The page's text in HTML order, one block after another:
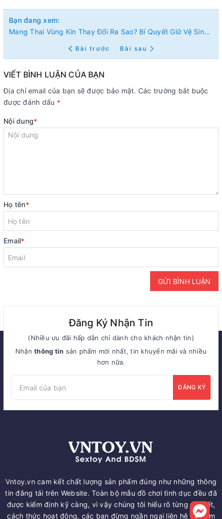
Bạn đang xem:
Mang Thai Vùng Kín Thay Đổi Ra Sao? Bí Quyết Giữ Vệ Sinh An Toàn Cho Mẹ Bầu
Bài trước Bài sau
VIẾT BÌNH LUẬN CỦA BẠN
Địa chỉ email của bạn sẽ được bảo mật. Các trường bắt buộc
được đánh dấu *
Nội dung*
Họ tên*
Email*
GỬI BÌNH LUẬN
Đăng Ký Nhận Tin
(Nhiều ưu đãi hấp dẫn chỉ dành cho khách nhận tin)
Nhậnthông tin sản phẩm mới nhất, tin khuyến mãi và nhiều
hơn nữa.
ĐĂNG KÝ
Vntoy.vn cam kết chất lượng sản phẩm đúng như những thông
tin đăng tải trên Website. Toàn bộ mẫu đồ chơi tình dục đều đã
được kiểm định kỹ càng, vì vậy chúng tôi hiểu rõ từng chi tiết,
cách thức hoạt động, các bạn đừng ngần ngại liên hệ để nắm